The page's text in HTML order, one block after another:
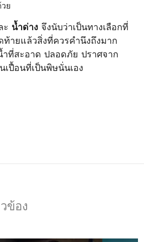
ย
ะ น้ำด่าง จึงนับว่าเป็นทางเลือกที่
ายแล้วสิ่งที่ควรคำนึงถึงมาก
ที่สะอาด ปลอดภัย ปราศจาก
เปื้อนที่เป็นพิษนั่นเอง
ข้อง